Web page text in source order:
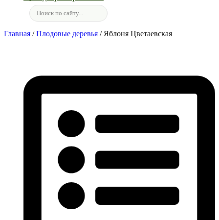
Главная /Плодовые деревья / Яблоня Цветаевская